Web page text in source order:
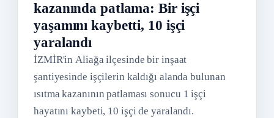
kazanında patlama: Bir işçi
yaşamını kaybetti, 10 işçi
yaralandı
İZMİR'in Aliağa ilçesinde bir inşaat
şantiyesinde işçilerin kaldığı alanda bulunan
ısıtma kazanının patlaması sonucu 1 işçi
hayatını kaybeti, 10 işçi de yaralandı.